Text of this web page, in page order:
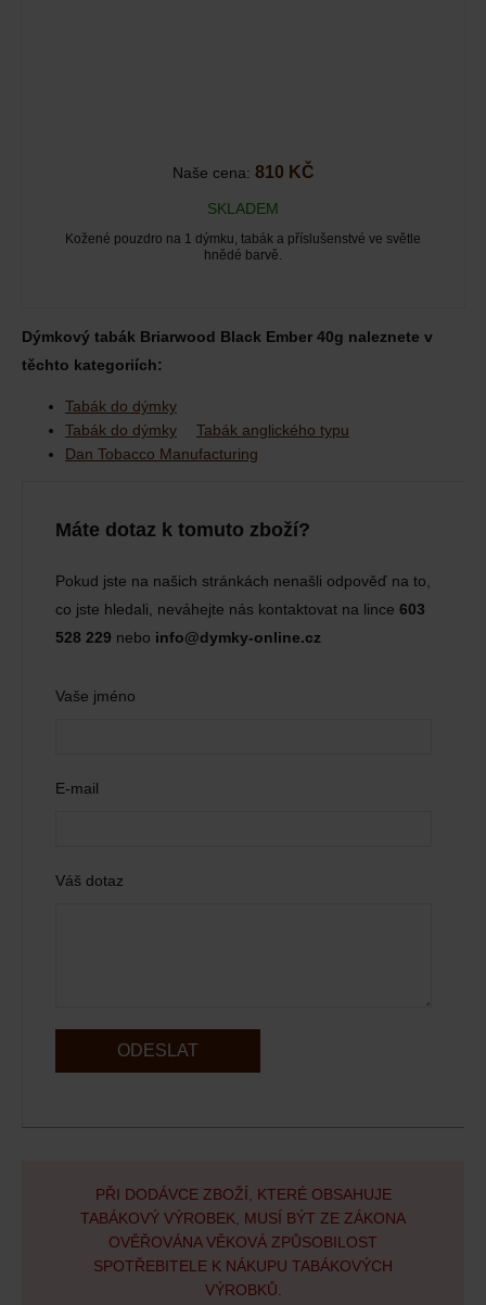
Naše cena: 810 KČ
SKLADEM
Kožené pouzdro na 1 dýmku, tabák a příslušenstvé ve světle
hnědé barvě.
Dýmkový tabák Briarwood Black Ember 40g naleznete v
těchto kategoriích:
Tabák do dýmky
Tabák do dýmky
Tabák anglického typu
Dan Tobacco Manufacturing
Máte dotaz k tomuto zboží?
Pokud jste na našich stránkách nenašli odpověď na to,
co jste hledali, neváhejte nás kontaktovat na lince 603
528 229 nebo info@dymky-online.cz
Vaše jméno
E-mail
Váš dotaz
ODESLAT
PŘI DODÁVCE ZBOŽÍ, KTERÉ OBSAHUJE
TABÁKOVÝ VÝROBEK, MUSÍ BÝT ZE ZÁKONA
OVĚŘOVÁNA VĚKOVÁ ZPŮSOBILOST
SPOTŘEBITELE K NÁKUPU TABÁKOVÝCH
VÝROBKŮ.